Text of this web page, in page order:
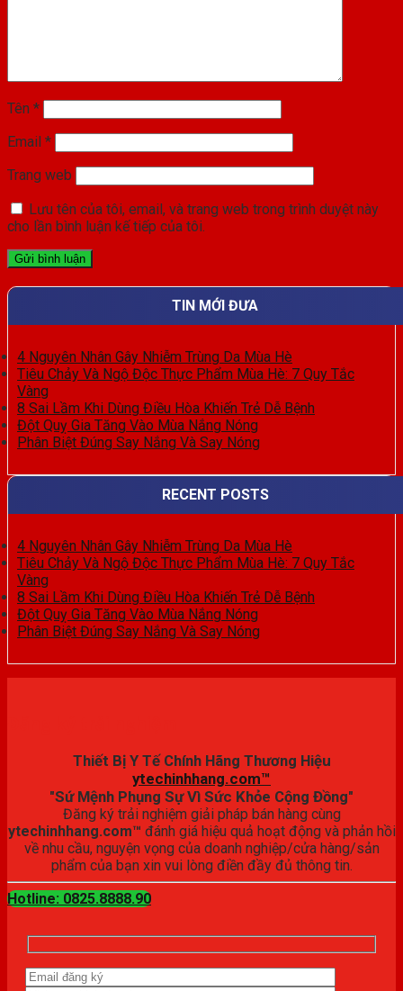
Tên *
Email *
Trang web
Lưu tên của tôi, email, và trang web trong trình duyệt này
cho lần bình luận kế tiếp của tôi.
TIN MỚI ĐƯA
4 Nguyên Nhân Gây Nhiễm Trùng Da Mùa Hè
Tiêu Chảy Và Ngộ Độc Thực Phẩm Mùa Hè: 7 Quy Tắc
Vàng
8 Sai Lầm Khi Dùng Điều Hòa Khiến Trẻ Dễ Bệnh
Đột Quỵ Gia Tăng Vào Mùa Nắng Nóng
Phân Biệt Đúng Say Nắng Và Say Nóng
RECENT POSTS
4 Nguyên Nhân Gây Nhiễm Trùng Da Mùa Hè
Tiêu Chảy Và Ngộ Độc Thực Phẩm Mùa Hè: 7 Quy Tắc
Vàng
8 Sai Lầm Khi Dùng Điều Hòa Khiến Trẻ Dễ Bệnh
Đột Quỵ Gia Tăng Vào Mùa Nắng Nóng
Phân Biệt Đúng Say Nắng Và Say Nóng
Thiết Bị Y Tế Chính Hãng Thương Hiệu
ytechinhhang.com™
"Sứ Mệnh Phụng Sự Vì Sức Khỏe Cộng Đồng"
Đăng ký trải nghiệm giải pháp bán hàng cùng
ytechinhhang.com™ đánh giá hiệu quả hoạt động và phản hồi
về nhu cầu, nguyện vọng của doanh nghiệp/cửa hàng/sản
phẩm của bạn xin vui lòng điền đầy đủ thông tin.
Hotline: 0825.8888.90